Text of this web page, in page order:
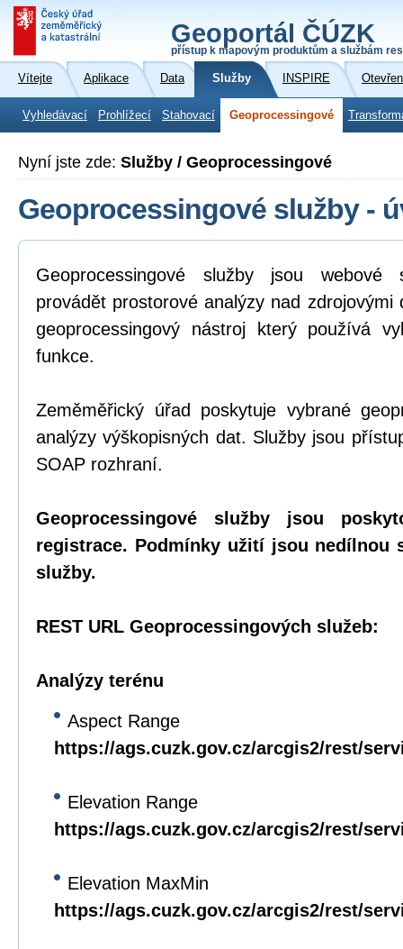
Geoportál ČÚZK
přístup k mapovým produktům a službám
Vítejte Aplikace Data Služby INSPIRE
Vyhledávací Prohlížecí Stahovací Geoprocessingové
Nyní jste zde: Služby / Geoprocessingové
Geoprocessingové služby -
Geoprocessingové služby jsou webové
provádět prostorové analýzy nad zdrojovými
geoprocessingový nástroj který používá
funkce.
Zeměměřický úřad poskytuje vybrané
analýzy výškopisných dat. Služby jsou
SOAP rozhraní.
Geoprocessingové služby jsou
registrace. Podmínky užití jsou nedílnou
služby.
REST URL Geoprocessingových služeb:
Analýzy terénu
Aspect Range
https://ags.cuzk.gov.cz/arcgis2/rest/
Elevation Range
https://ags.cuzk.gov.cz/arcgis2/rest/
Elevation MaxMin
https://ags.cuzk.gov.cz/arcgis2/rest/